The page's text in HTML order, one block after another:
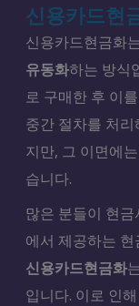
신용카드현
신용카드현금화
유동화하는 방식
로 구매한 후 이
중간 절차를 처
지만, 그 이면에
습니다.
많은 분들이 현
에서 제공하는
신용카드현금화
입니다. 이로 인